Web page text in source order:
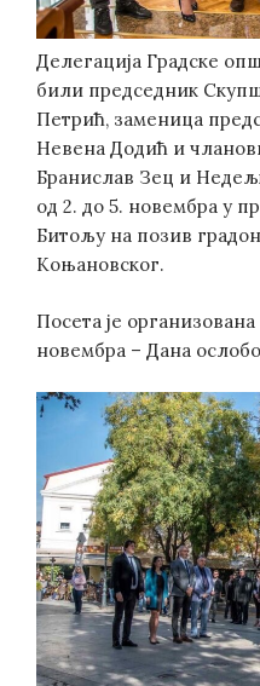
Делегација Градске
били председник
Петрић, заменица
Невена Додић и
Бранислав Зец и
од 2. до 5. новембра у
Битољу на позив
Коњановског.
Посета је
новембра – Дана